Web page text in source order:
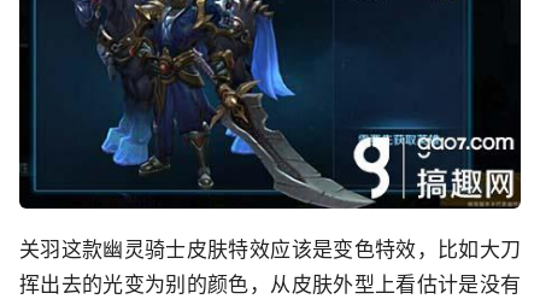
关羽这款幽灵骑士皮肤特效应该是变色特效，比如大刀
挥出去的光变为别的颜色，从皮肤外型上看估计是没有